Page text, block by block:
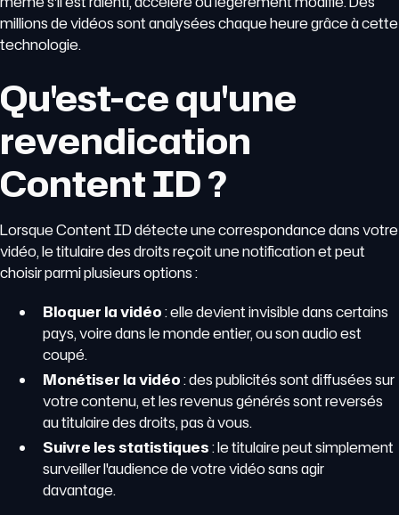
millions de vidéos sont analysées chaque heure grâce à cette
technologie.
Qu'est-ce qu'une
revendication
Content ID ?
Lorsque Content ID détecte une correspondance dans votre
vidéo, le titulaire des droits reçoit une notification et peut
choisir parmi plusieurs options :
Bloquer la vidéo: elle devient invisible dans certains
pays, voire dans le monde entier, ou son audio est
coupé.
Monétiser la vidéo: des publicités sont diffusées sur
votre contenu, et les revenus générés sont reversés
au titulaire des droits, pas à vous.
Suivre les statistiques: le titulaire peut simplement
surveiller l'audience de votre vidéo sans agir
davantage.